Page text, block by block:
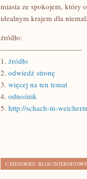
miasta ze spokojem, który
idealnym krajem dla
źródło:
———————————
1. źródło
2. odwiedź stronę
3. więcej na ten temat
4. odnośnik
5. http://schach-in-
CATEGORIES: BLOG INTERNETOWY